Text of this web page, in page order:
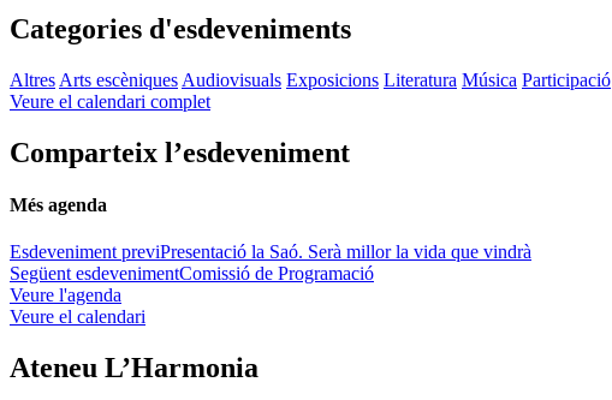
Categories d'esdeveniments
Altres Arts escèniques Audiovisuals Exposicions Literatura Música Participació
Veure el calendari complet
Comparteix l’esdeveniment
Més agenda
Esdeveniment previPresentació la Saó. Serà millor la vida que vindrà
Següent esdevenimentComissió de Programació
Veure l'agenda
Veure el calendari
Ateneu L’Harmonia